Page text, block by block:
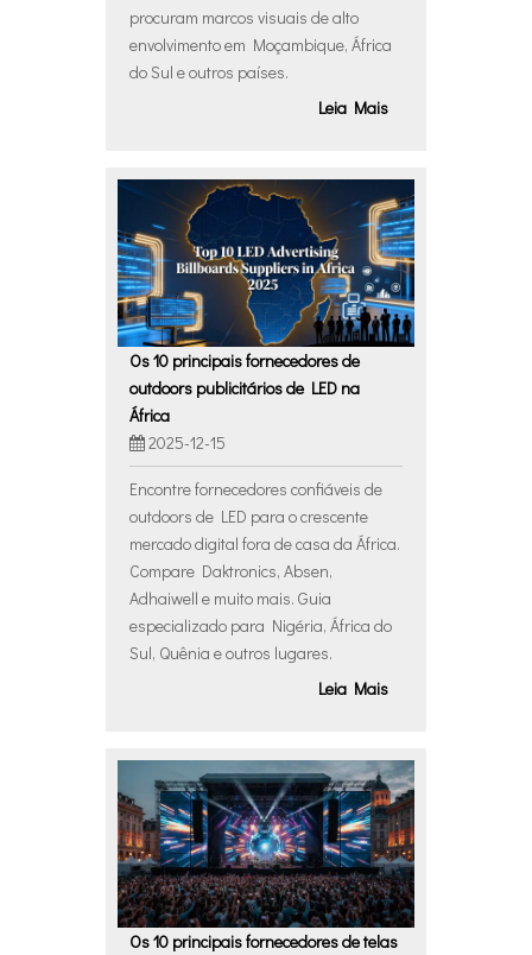
procuram marcos visuais de alto
envolvimento em Moçambique, África
do Sul e outros países.
Leia Mais
Os 10 principais fornecedores de
outdoors publicitários de LED na
África
2025-12-15
Encontre fornecedores confiáveis ​​de
outdoors de LED para o crescente
mercado digital fora de casa da África.
Compare Daktronics, Absen,
Adhaiwell e muito mais. Guia
especializado para Nigéria, África do
Sul, Quênia e outros lugares.
Leia Mais
Os 10 principais fornecedores de telas